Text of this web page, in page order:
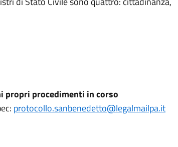
propri procedimenti in corso
protocollo.sanbenedetto@legalmailpa.it